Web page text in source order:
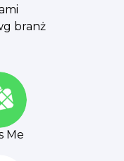
branż
Me